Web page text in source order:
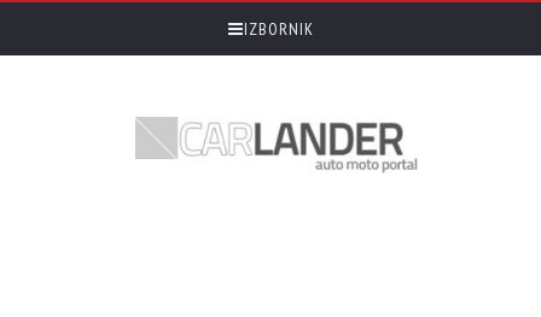
IZBORNIK